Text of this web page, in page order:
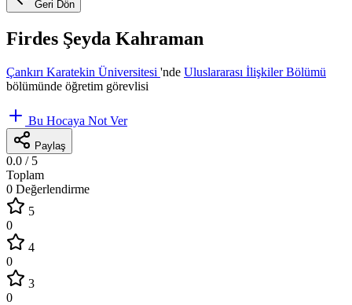
Geri Dön
Firdes Şeyda Kahraman
Çankırı Karatekin Üniversitesi 'nde Uluslararası İlişkiler Bölümü
bölümünde öğretim görevlisi
Bu Hocaya Not Ver
Paylaş
0.0 / 5
Toplam
0 Değerlendirme
5
0
4
0
3
0